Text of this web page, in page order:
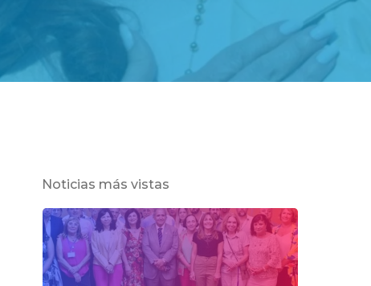
Noticias más vistas